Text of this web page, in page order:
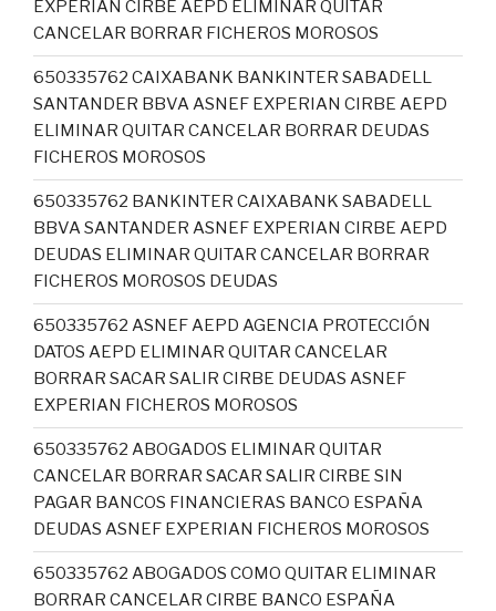
EXPERIAN CIRBE AEPD ELIMINAR QUITAR
CANCELAR BORRAR FICHEROS MOROSOS
650335762 CAIXABANK BANKINTER SABADELL
SANTANDER BBVA ASNEF EXPERIAN CIRBE AEPD
ELIMINAR QUITAR CANCELAR BORRAR DEUDAS
FICHEROS MOROSOS
650335762 BANKINTER CAIXABANK SABADELL
BBVA SANTANDER ASNEF EXPERIAN CIRBE AEPD
DEUDAS ELIMINAR QUITAR CANCELAR BORRAR
FICHEROS MOROSOS DEUDAS
650335762 ASNEF AEPD AGENCIA PROTECCIÓN
DATOS AEPD ELIMINAR QUITAR CANCELAR
BORRAR SACAR SALIR CIRBE DEUDAS ASNEF
EXPERIAN FICHEROS MOROSOS
650335762 ABOGADOS ELIMINAR QUITAR
CANCELAR BORRAR SACAR SALIR CIRBE SIN
PAGAR BANCOS FINANCIERAS BANCO ESPAÑA
DEUDAS ASNEF EXPERIAN FICHEROS MOROSOS
650335762 ABOGADOS COMO QUITAR ELIMINAR
BORRAR CANCELAR CIRBE BANCO ESPAÑA